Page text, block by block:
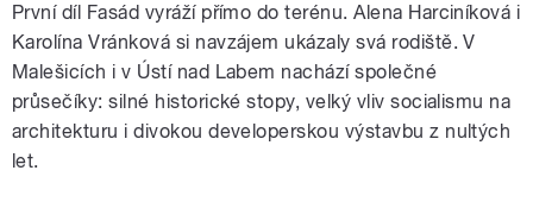
První díl Fasád vyráží přímo do terénu. Alena Harciníková i
Karolína Vránková si navzájem ukázaly svá rodiště. V
Malešicích i v Ústí nad Labem nachází společné
průsečíky: silné historické stopy, velký vliv socialismu na
architekturu i divokou developerskou výstavbu z nultých
let.